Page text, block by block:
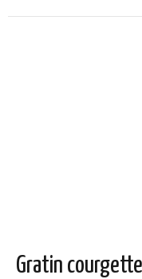
Gratin